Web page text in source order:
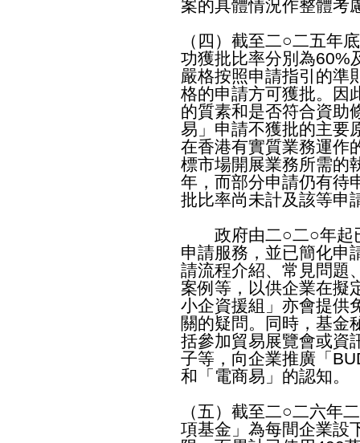
案的具體情況作整體考
（四）截至二○二五年
功獲批比率分別為60%
嚴格按照申請指引的準
格的申請方可獲批。因
的質素和是否符合資助
易」申請不獲批的主要
在香港有實質業務運作
標市場開展業務所需的
年，而部分申請仍有待
批比率尚未計及該等申
政府由二○二○年起
申請服務，並已簡化申
請流程介紹、常見問題
案例等，以供企業在擬
小企資援組」亦會提供
關的疑問。同時，基金
括參加貿易展覽會或資
子等，向企業推廣「
和「電商易」的認知。
（五）截至二○二六年
項基金」為每間企業設